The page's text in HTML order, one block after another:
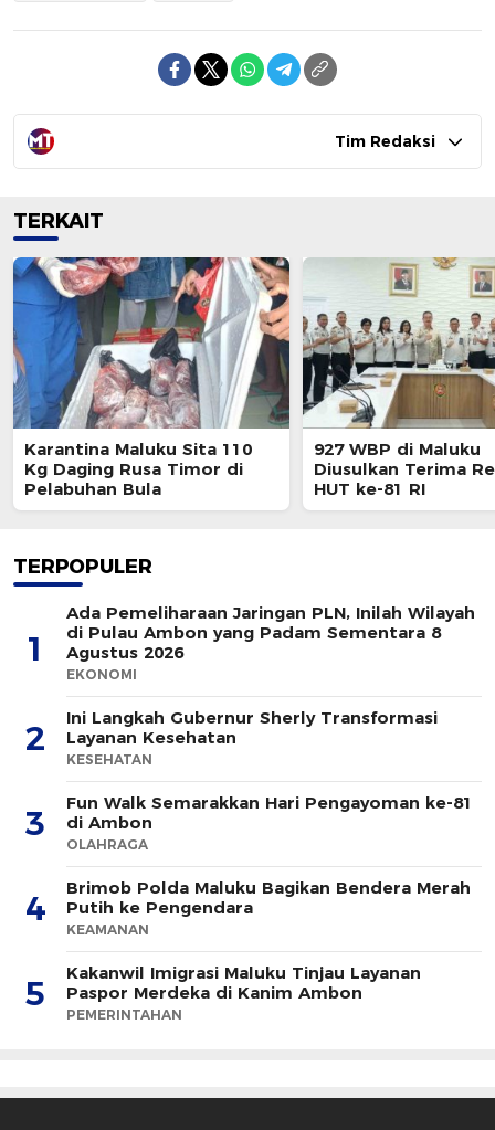
Tim Redaksi
TERKAIT
Karantina Maluku Sita 110
Kg Daging Rusa Timor di
Pelabuhan Bula
927 WBP di Maluku
Diusulkan Terima
HUT ke-81 RI
TERPOPULER
1
Ada Pemeliharaan Jaringan PLN, Inilah Wilayah
di Pulau Ambon yang Padam Sementara 8
Agustus 2026
EKONOMI
2
Ini Langkah Gubernur Sherly Transformasi
Layanan Kesehatan
KESEHATAN
3
Fun Walk Semarakkan Hari Pengayoman ke-81
di Ambon
OLAHRAGA
4
Brimob Polda Maluku Bagikan Bendera Merah
Putih ke Pengendara
KEAMANAN
5
Kakanwil Imigrasi Maluku Tinjau Layanan
Paspor Merdeka di Kanim Ambon
PEMERINTAHAN